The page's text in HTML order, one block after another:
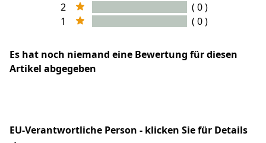
2
( 0 )
1
( 0 )
Es hat noch niemand eine Bewertung für diesen
Artikel abgegeben
EU-Verantwortliche Person - klicken Sie für Details